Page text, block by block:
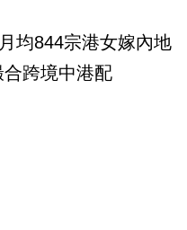
均844宗港女嫁內地
跨境中港配